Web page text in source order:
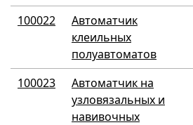
100022
Автоматчик
клеильных
полуавтоматов
100023
Автоматчик на
узловязальных и
навивочных